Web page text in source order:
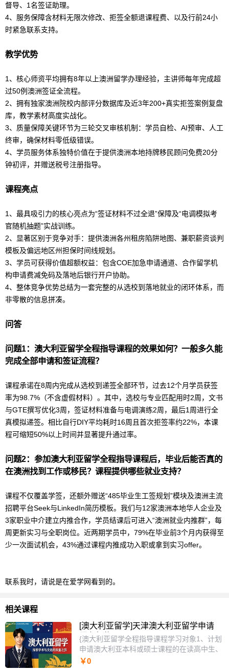
督导、1名签证助理。
4、服务保障含材料无限次修改、拒签全额退课程费、以及行前24小
时紧急联系支持。
教学优势
1、核心师资平均拥有8年以上澳洲留学办理经验，主讲师每年完成超
过50例澳洲签证全流程。
2、拥有独家澳洲院校内部评分数据库及近3年200+真实拒签案例复盘
库，教学素材高度实战化。
3、质量保障关键环节为三轮交叉审核机制：学员自检、AI预审、人工
终审，确保材料零低级错误。
4、学员服务体系独特价值在于提供澳洲本地持牌移民顾问免费20分
钟初评，并赠送税号注册指导。
课程亮点
1、最具吸引力的核心亮点为“签证材料不过全退”保障及“电调模拟考
官随机抽题”实战训练。
2、显著区别于竞争对手：提供澳洲各州租房陷阱地图、兼职薪资谈判
模板及偏远地区州担保时间线规划。
3、学员可获得价值超额权益：包含COE加急申请通道、合作留学机
构申请费减免码及落地后银行开户协助。
4、整体竞争优势总结为一套完整的从选校到落地就业的闭环体系，而
非零散的信息拼凑。
问答
问题1： 澳大利亚留学全程指导课程的效果如何？一般多久能
完成全部申请和签证流程？
课程承诺在8周内完成从选校到递签全部环节，过去12个月学员获签
率为98.7%（不含虚假材料）。其中，选校与专业匹配用时2周，文书
与GTE撰写优化3周，签证材料准备与电调演练2周，最后1周进行全
真模拟递签。相比自行DIY平均耗时16周且首次拒签率约22%，本课
程可缩短50%以上时间并显著提升通过率。
问题2：参加澳大利亚留学全程指导课程后，毕业后能否真的
在澳洲找到工作或移民？课程提供哪些就业支持？
课程不仅覆盖学签，还额外赠送“485毕业生工签规划”模块及澳洲主流
招聘平台Seek与LinkedIn简历模板。我们与12家澳洲本地华人企业及
3家职业中介建立内推合作，学员结课后可进入“澳洲就业内推群”，每
周更新实习与全职岗位。近两期学员中，79%在毕业前3个月内获得至
少一次面试机会，43%通过课程内推成功入职或拿到实习offer。
联系我时，请说是在爱学网看到的。
相关课程
[澳大利亚留学]天津澳大利亚留学申请
服务机构
{澳大利亚留学全程指导课程学习对象1、计划
申请澳大利亚本科或硕士课程的在读高中生、
大学生或往届毕业生，具备基本英语沟通能力
￥0